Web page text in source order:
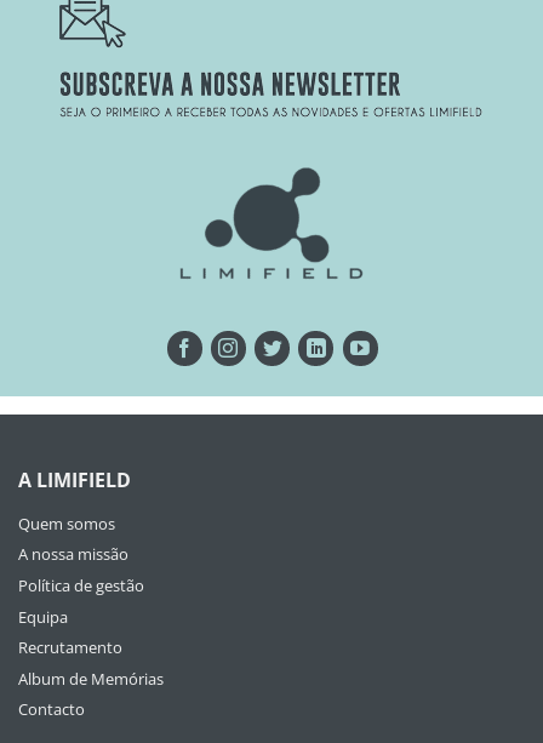
A LIMIFIELD
Quem somos
A nossa missão
Política de gestão
Equipa
Recrutamento
Album de Memórias
Contacto